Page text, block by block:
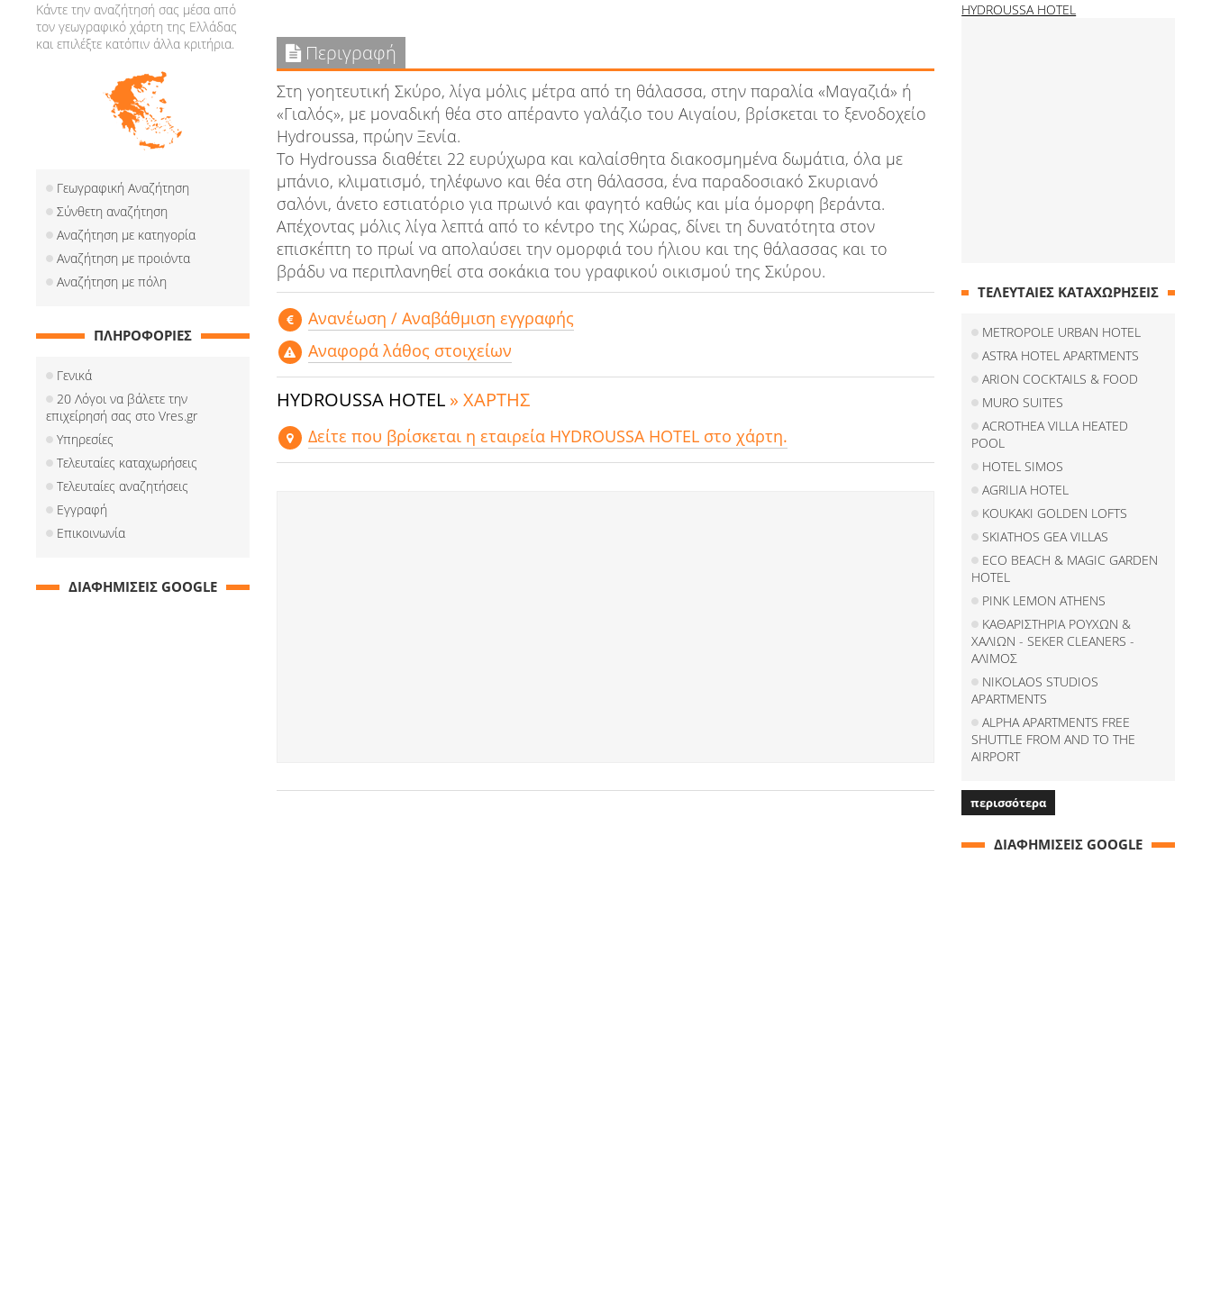
Περιγραφή
Στη γοητευτική Σκύρο, λίγα μόλις μέτρα από τη θάλασσα, στην παραλία «Μαγαζιά» ή
«Γιαλός», με μοναδική θέα στο απέραντο γαλάζιο του Αιγαίου, βρίσκεται το ξενοδοχείο
Hydroussa, πρώην Ξενία.
Το Ηydroussa διαθέτει 22 ευρύχωρα και καλαίσθητα διακοσμημένα δωμάτια, όλα με
μπάνιο, κλιματισμό, τηλέφωνο και θέα στη θάλασσα, ένα παραδοσιακό Σκυριανό
σαλόνι, άνετο εστιατόριο για πρωινό και φαγητό καθώς και μία όμορφη βεράντα.
Απέχοντας μόλις λίγα λεπτά από το κέντρο της Χώρας, δίνει τη δυνατότητα στον
επισκέπτη το πρωί να απολαύσει την ομορφιά του ήλιου και της θάλασσας και το
βράδυ να περιπλανηθεί στα σοκάκια του γραφικού οικισμού της Σκύρου.
Aνανέωση / Αναβάθμιση εγγραφής
Αναφορά λάθος στοιχείων
HYDROUSSA HOTEL » ΧΑΡΤΗΣ
Δείτε που βρίσκεται η εταιρεία HYDROUSSA HOTEL στο χάρτη.
Κάντε την αναζήτησή σας μέσα από
τον γεωγραφικό χάρτη της Ελλάδας
και επιλέξτε κατόπιν άλλα κριτήρια.
Γεωγραφική Αναζήτηση
Σύνθετη αναζήτηση
Αναζήτηση με κατηγορία
Αναζήτηση με προιόντα
Αναζήτηση με πόλη
ΠΛΗΡΟΦΟΡΙΕΣ
Γενικά
20 Λόγοι να βάλετε την
επιχείρησή σας στο Vres.gr
Υπηρεσίες
Τελευταίες καταχωρήσεις
Τελευταίες αναζητήσεις
Εγγραφή
Επικοινωνία
ΔΙΑΦΗΜΙΣΕΙΣ GOOGLE
HYDROUSSA HOTEL
ΤΕΛΕΥΤΑΙΕΣ ΚΑΤΑΧΩΡΗΣΕΙΣ
METROPOLE URBAN HOTEL
ASTRA HOTEL APARTMENTS
ARION COCKTAILS & FOOD
MURO SUITES
ACROTHEA VILLA HEATED
POOL
HOTEL SIMOS
AGRILIA HOTEL
KOUKAKI GOLDEN LOFTS
SKIATHOS GEA VILLAS
ECO BEACH & MAGIC GARDEN
HOTEL
PINK LEMON ATHENS
ΚΑΘΑΡΙΣΤΗΡΙΑ ΡΟΥΧΩΝ &
ΧΑΛΙΩΝ - SEKER CLEANERS -
ΑΛΙΜΟΣ
NIKOLAOS STUDIOS
APARTMENTS
ALPHA APARTMENTS FREE
SHUTTLE FROM AND TO THE
AIRPORT
περισσότερα
ΔΙΑΦΗΜΙΣΕΙΣ GOOGLE